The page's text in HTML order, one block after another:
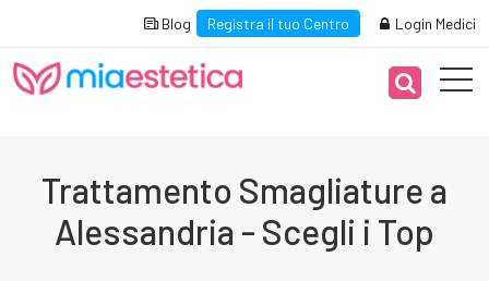
Blog Registra il tuo Centro Login Medici
Trattamento Smagliature a
Alessandria - Scegli i Top